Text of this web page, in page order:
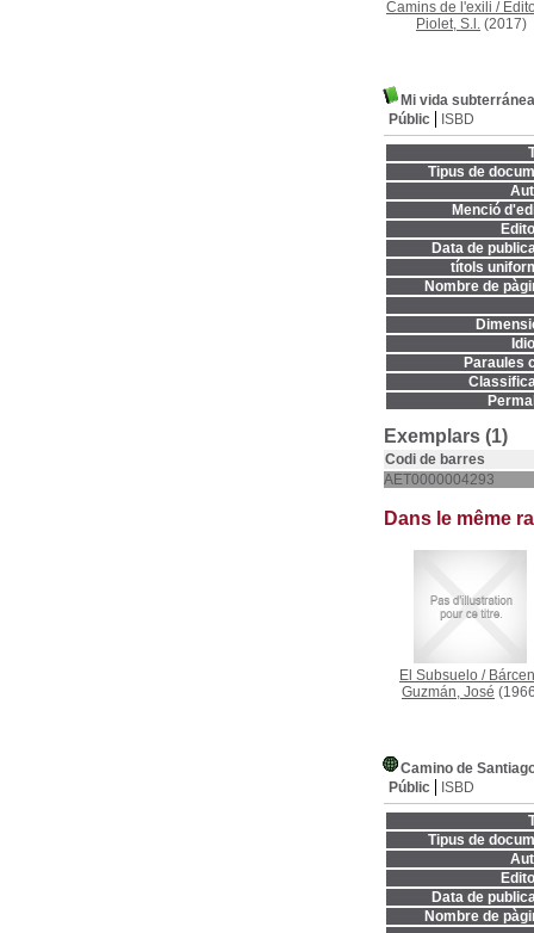
Camins de l'exili /
Piolet, S.l. (2017)
Mi vida subterránea
Públic
ISBD
Tipus de
Menció
Data de
títols
Nombre de
Paraules
Exemplars (1)
Codi de barres
AET0000004293
Dans le même
El Subsuelo /
Guzmán, José
Camino de
Públic
ISBD
Tipus de
Data de
Nombre de